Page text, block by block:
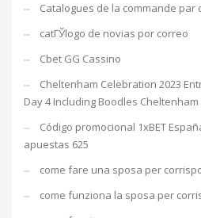
Catalogues de la commande par
catГЎlogo de novias por correo
Cbet GG Cassino
Cheltenham Celebration 2023
Day 4 Including Boodles Cheltenham
Código promocional 1xBET
apuestas 625
come fare una sposa per
come funziona la sposa per